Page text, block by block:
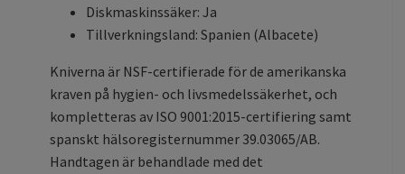
Diskmaskinssäker: Ja
Tillverkningsland: Spanien (Albacete)
Kniverna är NSF-certifierade för de amerikanska
kraven på hygien- och livsmedelssäkerhet, och
kompletteras av ISO 9001:2015-certifiering samt
spanskt hälsoregisternummer 39.03065/AB.
Handtagen är behandlade med det